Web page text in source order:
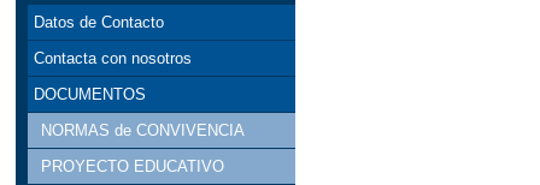
Datos de Contacto
Contacta con nosotros
DOCUMENTOS
NORMAS de CONVIVENCIA
PROYECTO EDUCATIVO